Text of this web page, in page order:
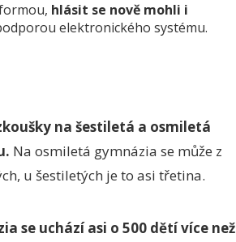
hlásit se nově mohli i
elektronického systému.
na šestiletá a osmiletá
Na osmiletá gymnázia se může z
u šestiletých je to asi třetina.
se uchází asi o 500 dětí více než